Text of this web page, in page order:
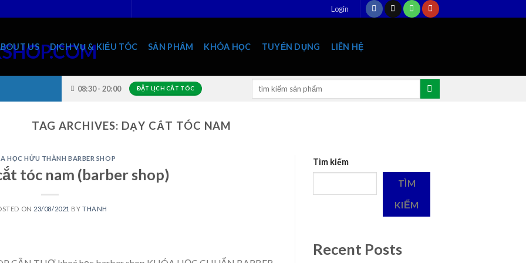
Login
US DỊCH VỤ & KIỂU TÓC SẢN PHẨM KHÓA HỌC TUYỂN DỤNG LIÊN HỆ
08:30 - 20:00 ĐẶT LỊCH CẮT TÓC
Search
TAG ARCHIVES: DẠY CẮT TÓC NAM
HỌC HỬU THÀNH BARBER SHOP
tóc nam (barber shop)
ON 23/08/2021 BYTHANH
Tìm kiếm
TÌM
KIẾM
Recent Posts